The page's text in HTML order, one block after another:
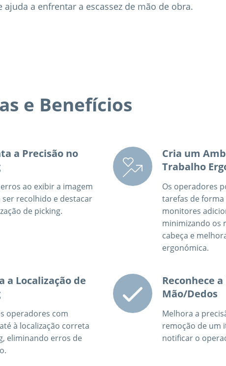
a enfrentar a escassez de mão de obra.
e Benefícios
a Precisão no
ao exibir a imagem
ser recolhido e destacar
de picking.
Cria um
Trabalho
Os operadores
tarefas de
monitores
minimizando os
cabeça e
ergonómica.
a Localização de
operadores com
à localização correta
eliminando erros de
Reconhece
Mão/Dedos
Melhora a
remoção de um
notificar o